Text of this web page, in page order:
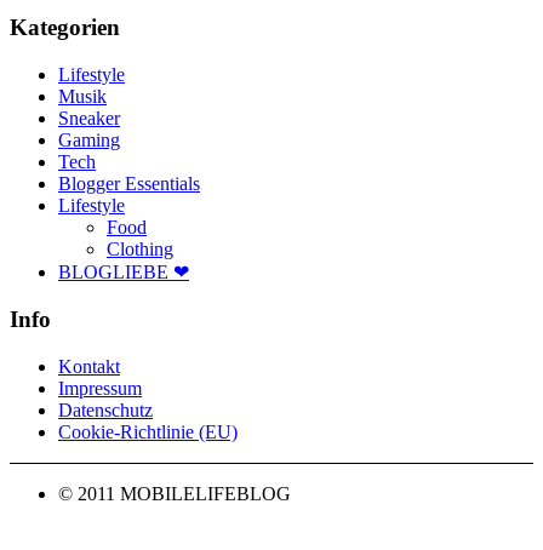
Kategorien
Lifestyle
Musik
Sneaker
Gaming
Tech
Blogger Essentials
Lifestyle
Food
Clothing
BLOGLIEBE ❤
Info
Kontakt
Impressum
Datenschutz
Cookie-Richtlinie (EU)
© 2011 MOBILELIFEBLOG